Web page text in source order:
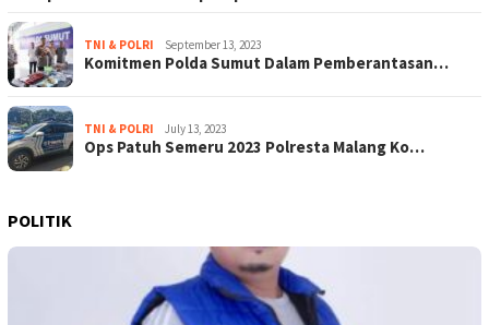
TNI & POLRI September 13, 2023
Komitmen Polda Sumut Dalam Pemberantasan…
TNI & POLRI July 13, 2023
Ops Patuh Semeru 2023 Polresta Malang Ko…
POLITIK